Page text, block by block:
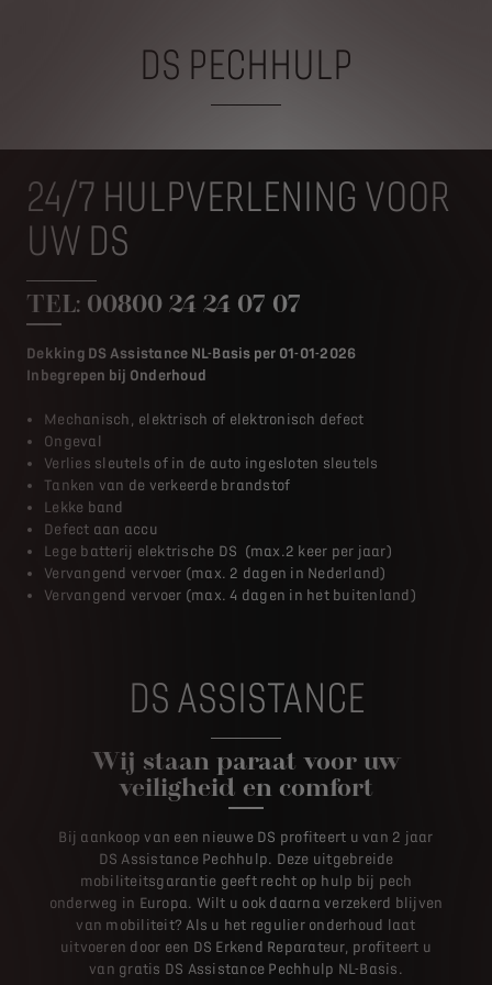
DS PECHHULP
24/7 HULPVERLENING VOOR
UW DS
TEL: 00800 24 24 07 07
Dekking DS Assistance NL-Basis per 01-01-2026
Inbegrepen bij Onderhoud
Mechanisch, elektrisch of elektronisch defect
Ongeval
Verlies sleutels of in de auto ingesloten sleutels
Tanken van de verkeerde brandstof
Lekke band
Defect aan accu
Lege batterij elektrische DS (max.2 keer per jaar)
Vervangend vervoer (max. 2 dagen in Nederland)
Vervangend vervoer (max. 4 dagen in het buitenland)
DS ASSISTANCE
Wij staan paraat voor uw
veiligheid en comfort
Bij aankoop van een nieuwe DS profiteert u van 2 jaar
DS Assistance Pechhulp. Deze uitgebreide
mobiliteitsgarantie geeft recht op hulp bij pech
onderweg in Europa. Wilt u ook daarna verzekerd blijven
van mobiliteit? Als u het regulier onderhoud laat
uitvoeren door een DS Erkend Reparateur, profiteert u
van gratis DS Assistance Pechhulp NL-Basis.